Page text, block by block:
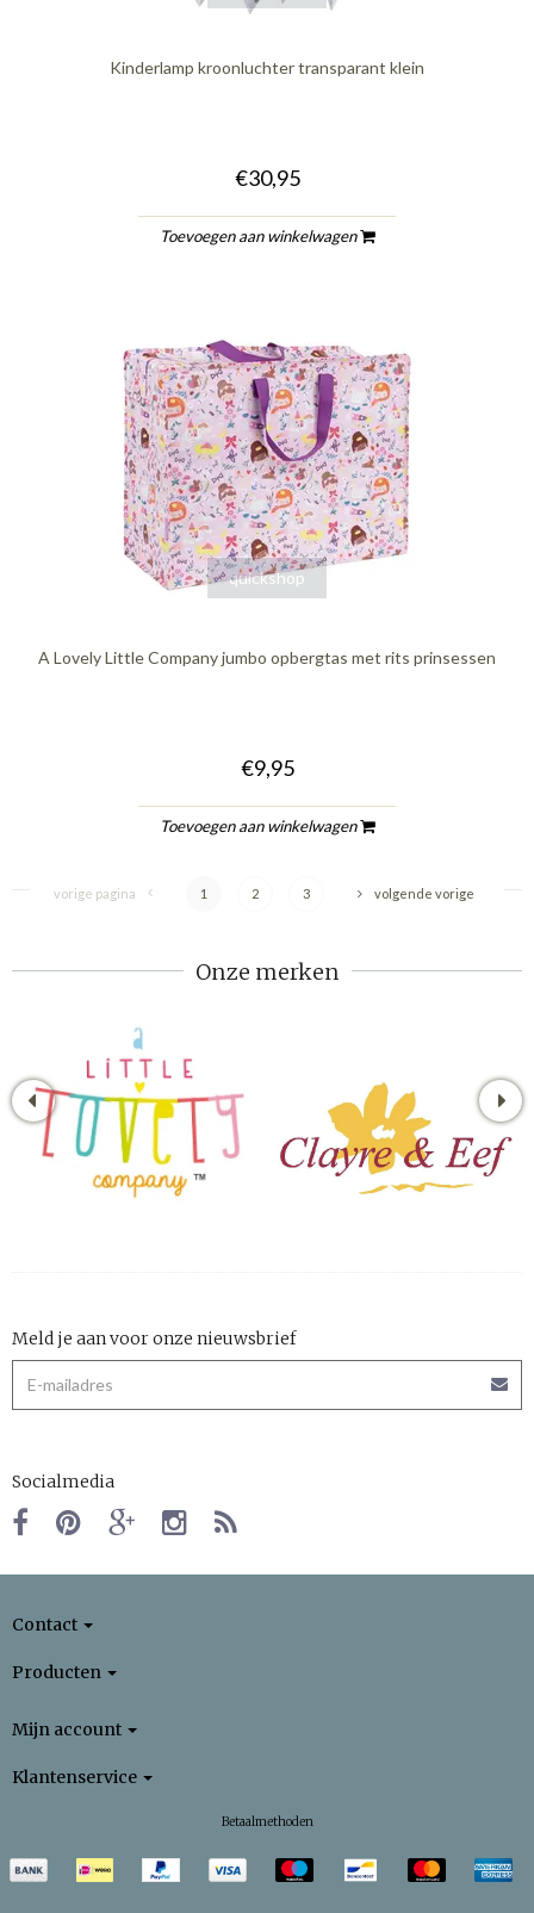
Kinderlamp kroonluchter transparant klein
€30,95
Toevoegen aan winkelwagen
quickshop
A Lovely Little Company jumbo opbergtas met rits prinsessen
€9,95
Toevoegen aan winkelwagen
vorige pagina 1 2 3 volgende vorige
Onze merken
Meld je aan voor onze nieuwsbrief
Socialmedia
Contact
Producten
Mijn account
Klantenservice
Betaalmethoden